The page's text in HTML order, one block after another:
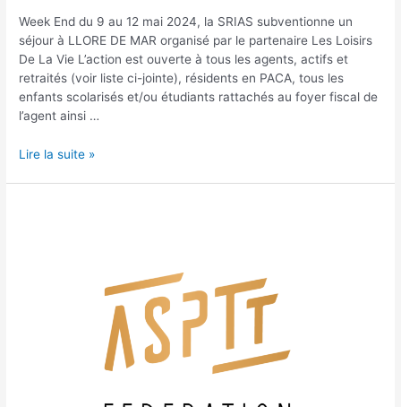
Week End du 9 au 12 mai 2024, la SRIAS subventionne un
séjour à LLORE DE MAR organisé par le partenaire Les Loisirs
De La Vie L’action est ouverte à tous les agents, actifs et
retraités (voir liste ci-jointe), résidents en PACA, tous les
enfants scolarisés et/ou étudiants rattachés au foyer fiscal de
l’agent ainsi …
Lire la suite »